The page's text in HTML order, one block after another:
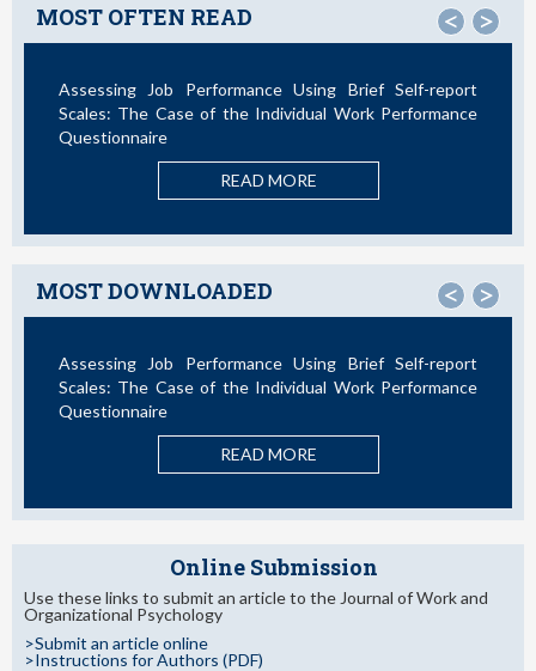
MOST OFTEN READ < >
Job Performance Using Brief Self-report
The Case of the Individual Work Performance
READ MORE
MOST DOWNLOADED < >
Job Performance Using Brief Self-report
The Case of the Individual Work Performance
READ MORE
Online Submission
Use these links to submit an article to the Journal of Work and
Organizational Psychology
>Submit an article online
>Instructions for Authors (PDF)